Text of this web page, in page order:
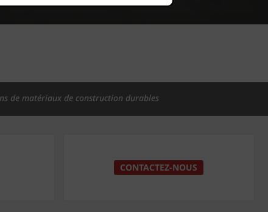
de matériaux de construction durables
CONTACTEZ-NOUS